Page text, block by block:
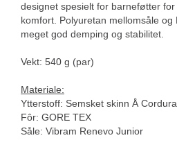
designet spesielt for barneføtter
komfort. Polyuretan mellomsåle
meget god demping og stabilitet.
Vekt: 540 g (par)
Materiale:
Ytterstoff: Semsket skinn Å Cordura
Fôr: GORE TEX
Såle: Vibram Renevo Junior